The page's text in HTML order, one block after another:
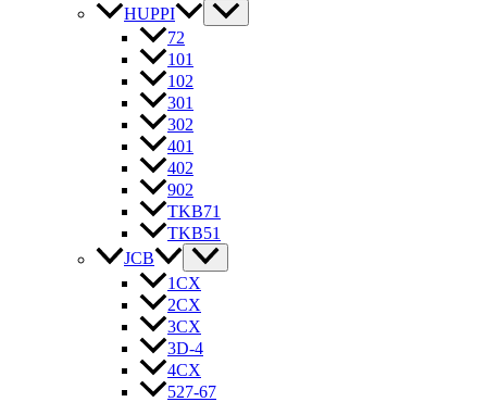
HUPPI
72
101
102
301
302
401
402
902
TKB71
TKB51
JCB
1CX
2CX
3CX
3D-4
4CX
527-67